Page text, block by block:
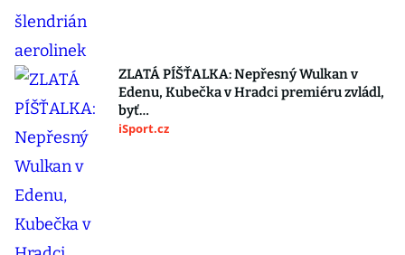
ZLATÁ PÍŠŤALKA: Nepřesný Wulkan v
Edenu, Kubečka v Hradci premiéru zvládl,
byť…
iSport.cz